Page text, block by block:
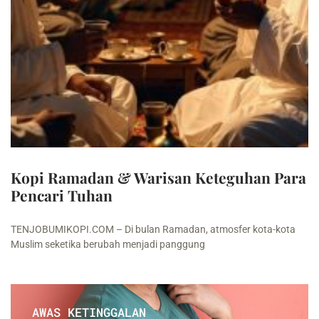
Kopi Ramadan & Warisan Keteguhan Para
Pencari Tuhan
TENJOBUMIKOPI.COM – Di bulan Ramadan, atmosfer kota-kota
Muslim seketika berubah menjadi panggung
AWAS KETINGGALAN